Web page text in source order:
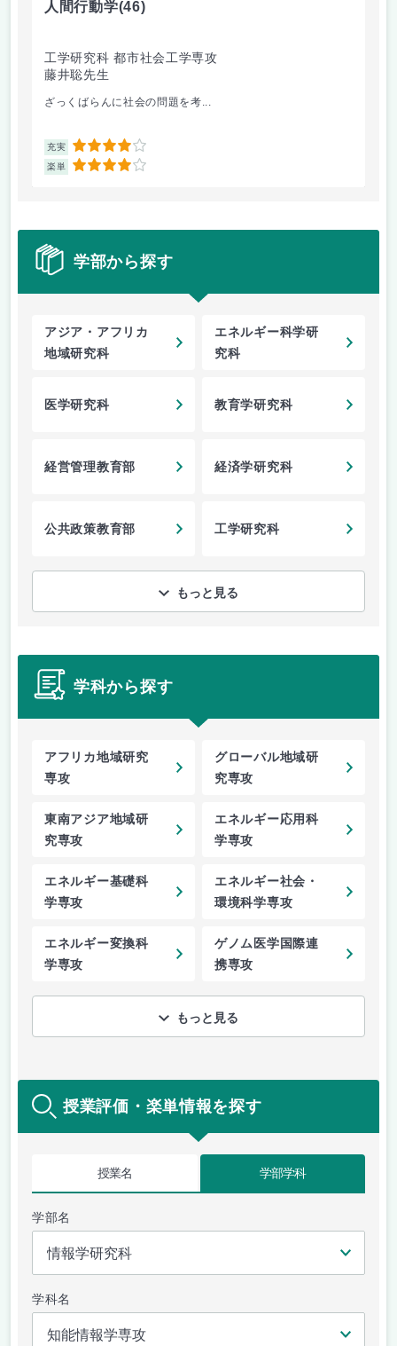
人間行動学(46)
工学研究科 都市社会工学専攻
藤井聡先生
ざっくばらんに社会の問題を考...
充実 4
楽単 4
学部から探す
アジア・アフリカ
地域研究科
エネルギー科学研
究科
医学研究科 教育学研究科
経営管理教育部 経済学研究科
公共政策教育部 工学研究科
もっと見る
学科から探す
アフリカ地域研究
専攻
グローバル地域研
究専攻
東南アジア地域研
究専攻
エネルギー応用科
学専攻
エネルギー基礎科
学専攻
エネルギー社会・
環境科学専攻
エネルギー変換科
学専攻
ゲノム医学国際連
携専攻
もっと見る
授業評価・楽単情報を探す
授業名 学部学科
学部名
学科名